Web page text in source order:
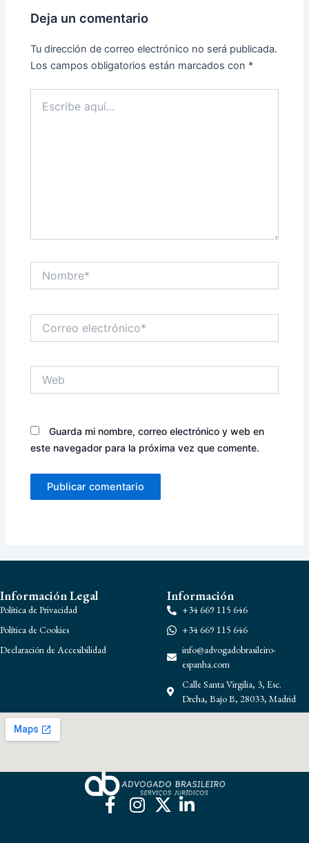
Deja un comentario
Tu dirección de correo electrónico no será publicada.
Los campos obligatorios están marcados con *
aquí...
electrónico*
Guarda mi nombre, correo electrónico y web en
este navegador para la próxima vez que comente.
Información Legal
Política de Privacidad
Política de Cookies
Declaración de Accesibilidad
Información
+34 669 115 646
+34 669 115 646
info@advogadobrasileiro-
espanha.com
Calle Santa Virgilia, 3, Esc.
Drcha, Bajo B, 28033, Madrid